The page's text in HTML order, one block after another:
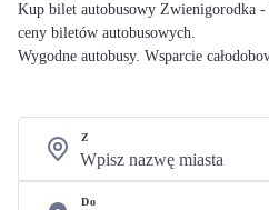
Kup bilet autobusowy Zwienigorodka
ceny biletów autobusowych.
Wygodne autobusy. Wsparcie
Z
Do